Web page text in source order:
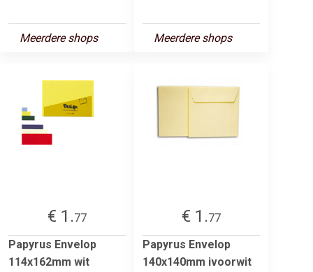
Meerdere shops Meerdere shops
€ 1.77
Papyrus Envelop
114x162mm wit
€ 1.77
Papyrus Envelop
140x140mm ivoorwit